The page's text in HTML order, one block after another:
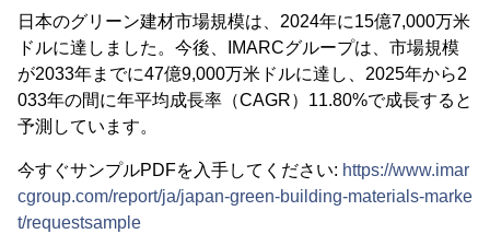
日本のグリーン建材市場規模は、2024年に15億7,000万米
ドルに達しました。今後、IMARCグループは、市場規模
が2033年までに47億9,000万米ドルに達し、2025年から2
033年の間に年平均成長率（CAGR）11.80%で成長すると
予測しています。
今すぐサンプルPDFを入手してください: https://www.imar
cgroup.com/report/ja/japan-green-building-materials-marke
t/requestsample